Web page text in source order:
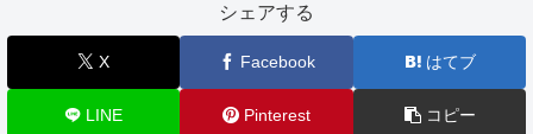
シェアする
X Facebook はてブ
LINE Pinterest コピー